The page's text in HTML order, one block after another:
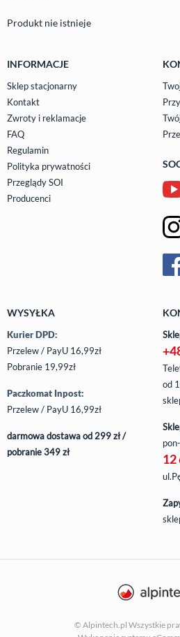
Produkt nie istnieje
INFORMACJE
Sklep stacjonarny
Kontakt
Zwroty i reklamacje
FAQ
Regulamin
Polityka prywatności
Przeglądy SOI
Producenci
WYSYŁKA
Kurier DPD:
Przelew / PayU 16,99zł
Pobranie 19,99zł
Paczkomat Inpost:
Przelew / PayU 16,99zł
darmowa dostawa od 299 zł /
pobranie 349 zł
od
12
© Alpintech.pl Wszystkie